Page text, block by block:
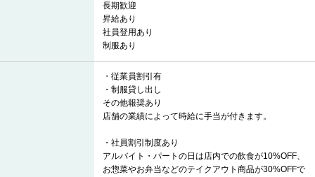
長期歓迎
昇給あり
社員登用あり
制服あり
・従業員割引有
・制服貸し出し
その他報奨あり
店舗の業績によって時給に手当が付きます。
・社員割引制度あり
アルバイト・パートの日は店内での飲食が10%OFF、
お惣菜やお弁当などのテイクアウト商品が30%OFFで